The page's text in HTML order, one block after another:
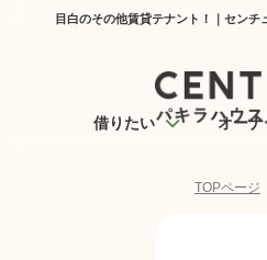
目白のその他賃貸テナント！｜センチ
借りたい オー
TOPページ